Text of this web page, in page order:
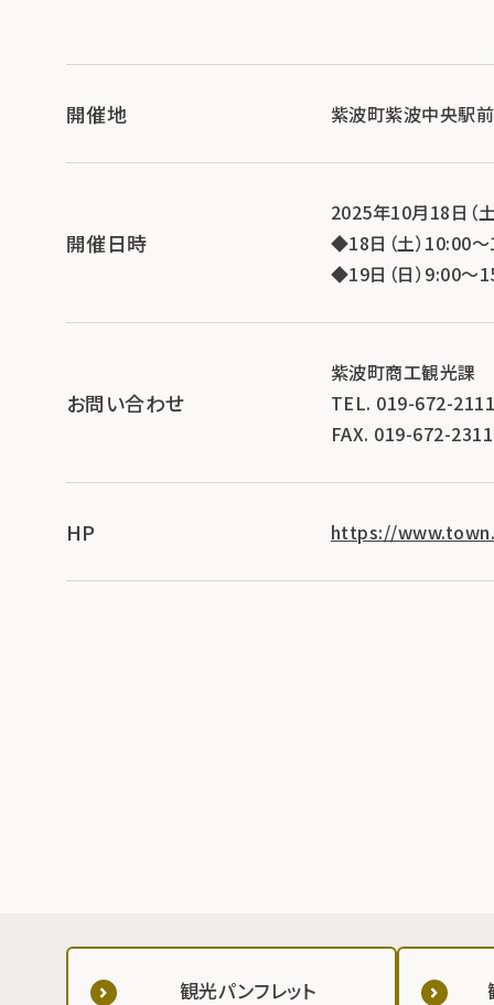
開催地 紫波町紫波中央駅前
開催日時
2025年10月18日（
◆18日（土）10:00
◆19日（日）9:00～
お問い合わせ
紫波町商工観光課
TEL. 019-672-
FAX. 019-672-2311
HP https://
観光パンフレット